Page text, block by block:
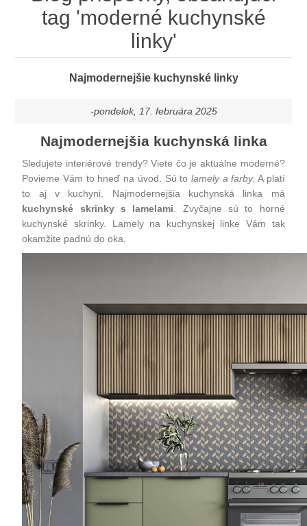
tag 'moderné kuchynské
linky'
Najmodernejšie kuchynské linky
-pondelok, 17. februára 2025
Najmodernejšia kuchynská linka
Sledujete interiérové trendy? Viete čo je aktuálne moderné?
Povieme Vám to hneď na úvod. Sú to lamely a farby. A platí
to aj v kuchyni. Najmodernejšia kuchynská linka má
kuchynské skrinky s lamelami . Zvyčajne sú to horné
kuchynské skrinky. Lamely na kuchynskej linke Vám tak
okamžite padnú do oka.